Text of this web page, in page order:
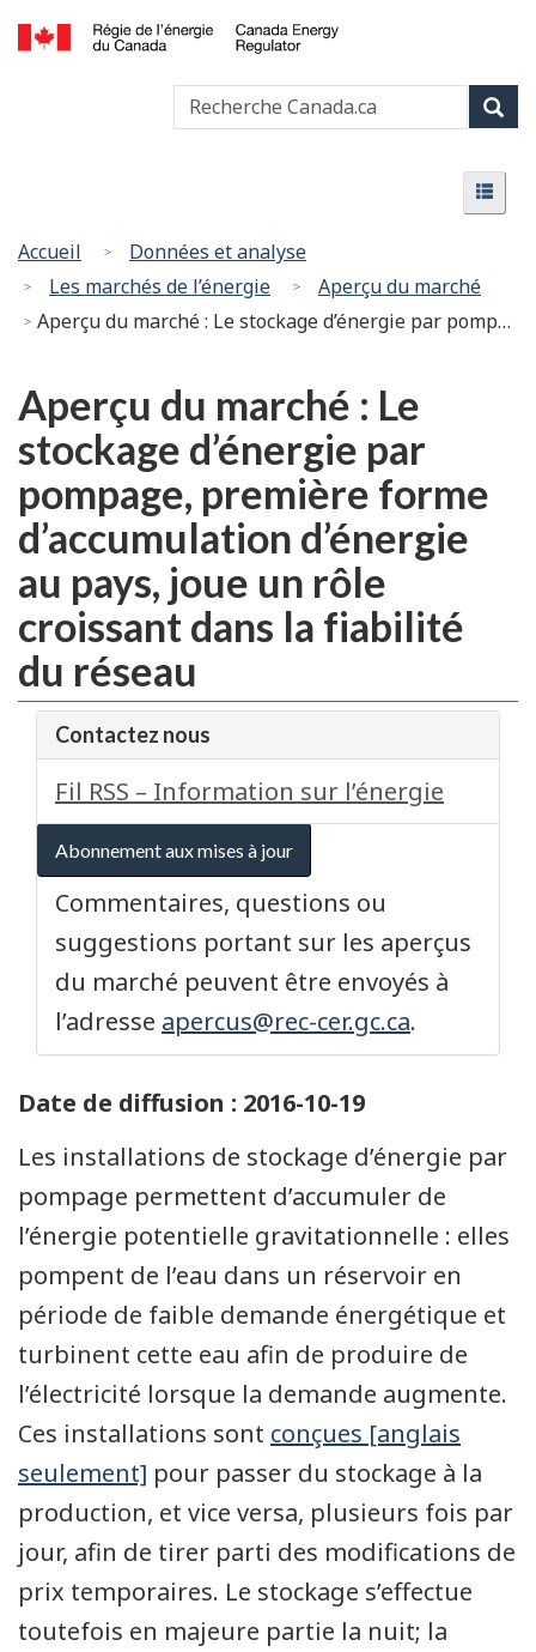
Passer
au
contenu
principal
Version
HTML
simplifiée
l’énergie
du
Canada
Vous
êtes
ici
Accueil
Données et analyse
Les marchés de l’énergie
Aperçu du marché
Aperçu du marché : Le stockage d’énergie par pompage, première forme d’accumulation d’énergie au pays, joue un rôle croissant dans la fiabilité du réseau
Aperçu du marché : Le
stockage d’énergie par
pompage, première forme
d’accumulation d’énergie
au pays, joue un rôle
croissant dans la fiabilité
du réseau
Contactez nous
Fil RSS – Information sur l’énergie
Abonnement aux mises à jour
Commentaires, questions ou
suggestions portant sur les aperçus
du marché peuvent être envoyés à
l’adresse apercus@rec-cer.gc.ca.
Date de diffusion : 2016-10-19
Les installations de stockage d’énergie par
pompage permettent d’accumuler de
l’énergie potentielle gravitationnelle : elles
pompent de l’eau dans un réservoir en
période de faible demande énergétique et
turbinent cette eau afin de produire de
l’électricité lorsque la demande augmente.
Ces installations sont conçues [anglais
seulement] pour passer du stockage à la
production, et vice versa, plusieurs fois par
jour, afin de tirer parti des modifications de
prix temporaires. Le stockage s’effectue
toutefois en majeure partie la nuit; la